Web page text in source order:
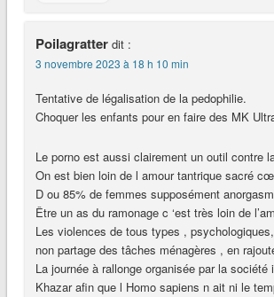
Poilagratter dit :
3 novembre 2023 à 18 h 10 min
Tentative de légalisation de la pedophilie.
Choquer les enfants pour en faire des MK
Le porno est aussi clairement un outil contre
On est bien loin de l amour tantrique sacré
D ou 85% de femmes supposément
Être un as du ramonage c ‘est très loin de
Les violences de tous types ,
non partage des tâches ménagères , en
La journée à rallonge organisée par la société
Khazar afin que l Homo sapiens n ait ni le